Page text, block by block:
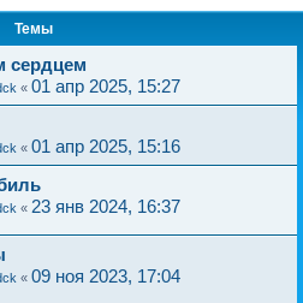
Темы
сердцем
« 01 апр 2025, 15:27
« 01 апр 2025, 15:16
« 23 янв 2024, 16:37
« 09 ноя 2023, 17:04